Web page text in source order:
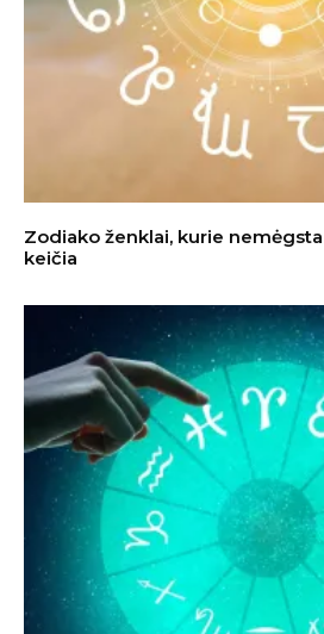
Zodiako ženklai, kurie
keičia